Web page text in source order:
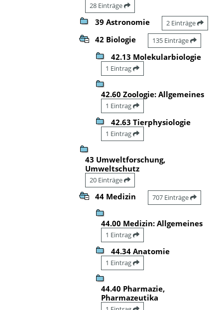
28 Einträge
39 Astronomie 2 Einträge
42 Biologie 135 Einträge
42.13 Molekularbiologie
1 Eintrag
42.60 Zoologie: Allgemeines
1 Eintrag
42.63 Tierphysiologie
1 Eintrag
43 Umweltforschung,
Umweltschutz
20 Einträge
44 Medizin 707 Einträge
44.00 Medizin: Allgemeines
1 Eintrag
44.34 Anatomie
1 Eintrag
44.40 Pharmazie,
Pharmazeutika